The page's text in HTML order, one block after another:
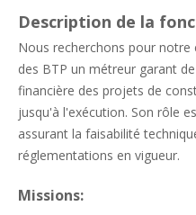
Description de la
Nous recherchons pour
des BTP un métreur garant
financière des projets de
jusqu'à l'exécution. Son rôle
assurant la faisabilité
réglementations en vigueur.
Missions: